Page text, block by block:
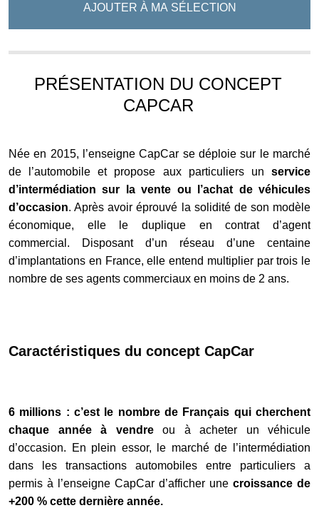
AJOUTER À MA SÉLECTION
PRÉSENTATION DU CONCEPT
CAPCAR
Née en 2015, l’enseigne CapCar se déploie sur le marché
de l’automobile et propose aux particuliers un service
d’intermédiation sur la vente ou l’achat de véhicules
d’occasion. Après avoir éprouvé la solidité de son modèle
économique, elle le duplique en contrat d’agent
commercial. Disposant d’un réseau d’une centaine
d’implantations en France, elle entend multiplier par trois le
nombre de ses agents commerciaux en moins de 2 ans.
Caractéristiques du concept CapCar
6 millions : c’est le nombre de Français qui cherchent
chaque année à vendreou à acheter un véhicule
d’occasion. En plein essor, le marché de l’intermédiation
dans les transactions automobiles entre particuliers a
permis à l’enseigne CapCar d’afficher une croissance de
+200 % cette dernière année.